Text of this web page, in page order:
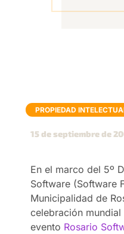
PROPIEDAD
15 de septiembre de
En el marco del 5º
Software (Software
Municipalidad de
celebración
evento Rosario